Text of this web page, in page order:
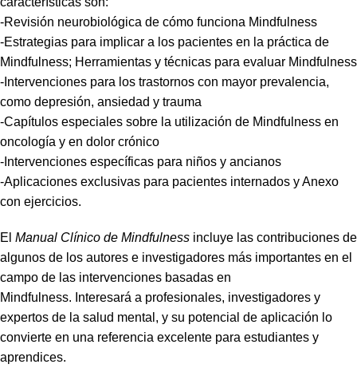
-Revisión neurobiológica de cómo funciona Mindfulness
-Estrategias para implicar a los pacientes en la práctica de
Mindfulness; Herramientas y técnicas para evaluar Mindfulness
-Intervenciones para los trastornos con mayor prevalencia,
como depresión, ansiedad y trauma
-Capítulos especiales sobre la utilización de Mindfulness en
oncología y en dolor crónico
-Intervenciones específicas para niños y ancianos
-Aplicaciones exclusivas para pacientes internados y Anexo
con ejercicios.
El Manual Clínico de Mindfulness incluye las contribuciones de
algunos de los autores e investigadores más importantes en el
campo de las intervenciones basadas en
Mindfulness. Interesará a profesionales, investigadores y
expertos de la salud mental, y su potencial de aplicación lo
convierte en una referencia excelente para estudiantes y
aprendices.